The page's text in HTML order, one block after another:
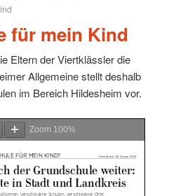
für mein Kind
Eltern der Viertklässler die
Allgemeine stellt deshalb
im Bereich Hildesheim vor.
Zoom 100%